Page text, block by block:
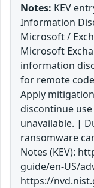
Notes: KEV
Information
Microsoft /
Microsoft
information
for remote
Apply
discontinue
unavailable. |
ransomware
Notes (KEV):
guide/en-US/
https://